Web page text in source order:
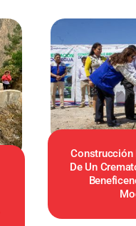
Construcción
De Un